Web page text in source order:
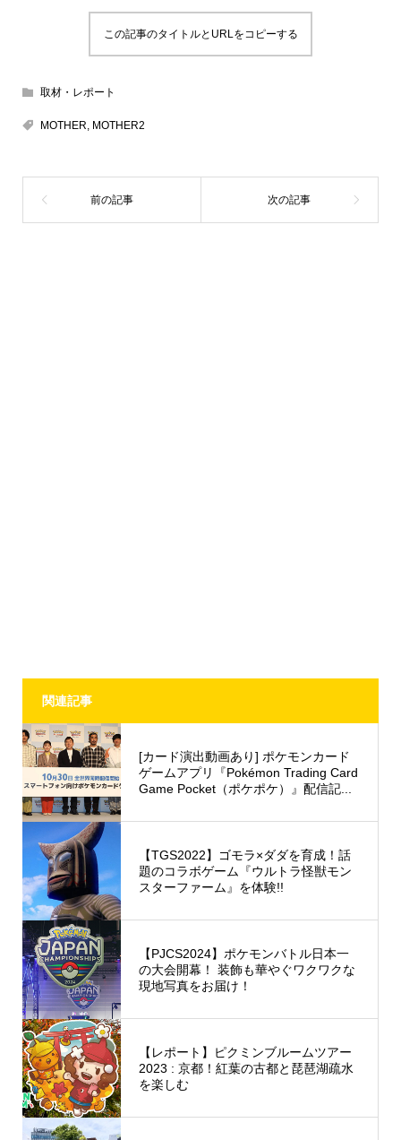
この記事のタイトルとURLをコピーする
取材・レポート
MOTHER MOTHER2
関連記事
[カード演出動画あり] ポケモンカード
ゲームアプリ『Pokémon Trading Card
Game Pocket（ポケポケ）』配信記...
【TGS2022】ゴモラ×ダダを育成！話
題のコラボゲーム『ウルトラ怪獣モン
スターファーム』を体験!!
【PJCS2024】ポケモンバトル日本一
の大会開幕！ 装飾も華やぐワクワクな
現地写真をお届け！
【レポート】ピクミンブルームツアー
2023 : 京都！紅葉の古都と琵琶湖疏水
を楽しむ